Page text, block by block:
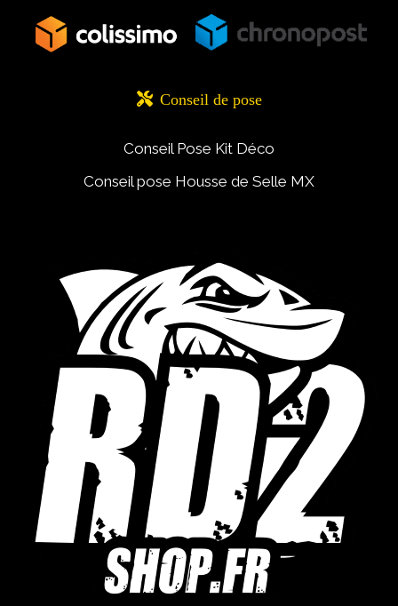
 Conseil de pose
Conseil Pose Kit Déco
Conseil pose Housse de Selle MX